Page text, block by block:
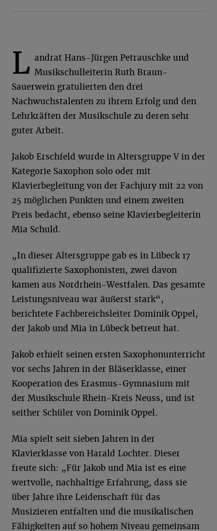
L andrat Hans-Jürgen Petrauschke und
Musikschulleiterin Ruth Braun-
Sauerwein gratulierten den drei
Nachwuchstalenten zu ihrem Erfolg und den
Lehrkräften der Musikschule zu deren sehr
guter Arbeit.
Jakob Erschfeld wurde in Altersgruppe V in der
Kategorie Saxophon solo oder mit
Klavierbegleitung von der Fachjury mit 22 von
25 möglichen Punkten und einem zweiten
Preis bedacht, ebenso seine Klavierbegleiterin
Mia Schuld.
„In dieser Altersgruppe gab es in Lübeck 17
qualifizierte Saxophonisten, zwei davon
kamen aus Nordrhein-Westfalen. Das gesamte
Leistungsniveau war äußerst stark“,
berichtete Fachbereichsleiter Dominik Oppel,
der Jakob und Mia in Lübeck betreut hat.
Jakob erhielt seinen ersten Saxophonunterricht
vor sechs Jahren in der Bläserklasse, einer
Kooperation des Erasmus-Gymnasium mit
der Musikschule Rhein-Kreis Neuss, und ist
seither Schüler von Dominik Oppel.
Mia spielt seit sieben Jahren in der
Klavierklasse von Harald Lochter. Dieser
freute sich: „Für Jakob und Mia ist es eine
wertvolle, nachhaltige Erfahrung, dass sie
über Jahre ihre Leidenschaft für das
Musizieren entfalten und die musikalischen
Fähigkeiten auf so hohem Niveau gemeinsam